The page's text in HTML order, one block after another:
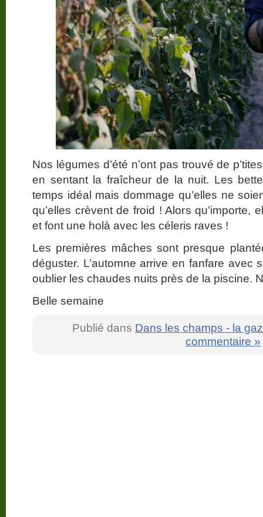
Nos légumes d’été n’ont pas trouvé de
en sentant la fraîcheur de la nuit. Les
temps idéal mais dommage qu’elles ne
qu’elles crèvent de froid ! Alors qu’importe,
et font une holà avec les céleris raves !
Les premières mâches sont presque
déguster. L’automne arrive en fanfare avec
oublier les chaudes nuits près de la piscine.
Belle semaine
Publié dans Dans les champs - la
commentaire »